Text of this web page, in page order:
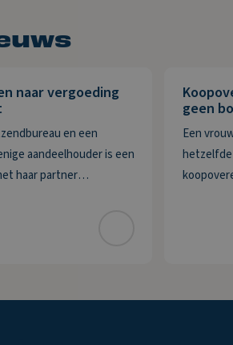
naar vergoeding
en een
aandeelhouder is een
haar partner
geen
Een
hetzelfde